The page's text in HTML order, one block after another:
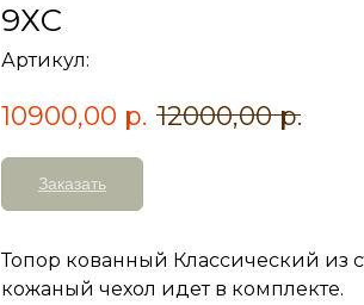
9ХС
Артикул:
10900,00 р. 12000,00 р.
Заказать
Топор кованный Классический из
кожаный чехол идет в комплекте.